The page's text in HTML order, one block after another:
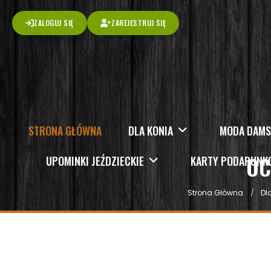
ZALOGUJ SIĘ ZAREJESTRUJ SIĘ
STRONA GŁÓWNA DLA KONIA
MODA
UPOMINKI JEŹDZIECKIE
KARTY
Strona Główna